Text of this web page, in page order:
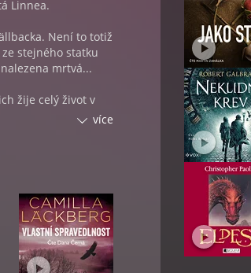
Linnea.
Není to totiž
stejného statku
mrtvá...
žije celý život v
odhalit
který se
z
více